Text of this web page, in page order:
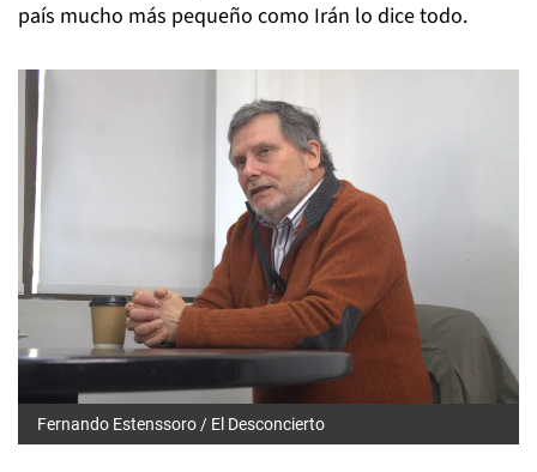
país mucho más pequeño como Irán lo dice todo.
Fernando Estenssoro / El Desconcierto